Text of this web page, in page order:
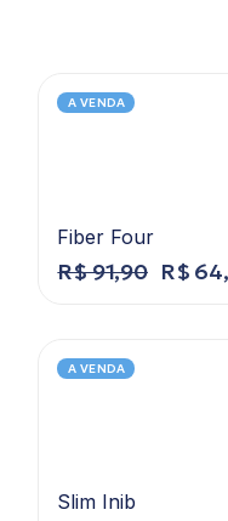
A VENDA
Fiber Four
R$91,90 R$
A VENDA
Slim Inib